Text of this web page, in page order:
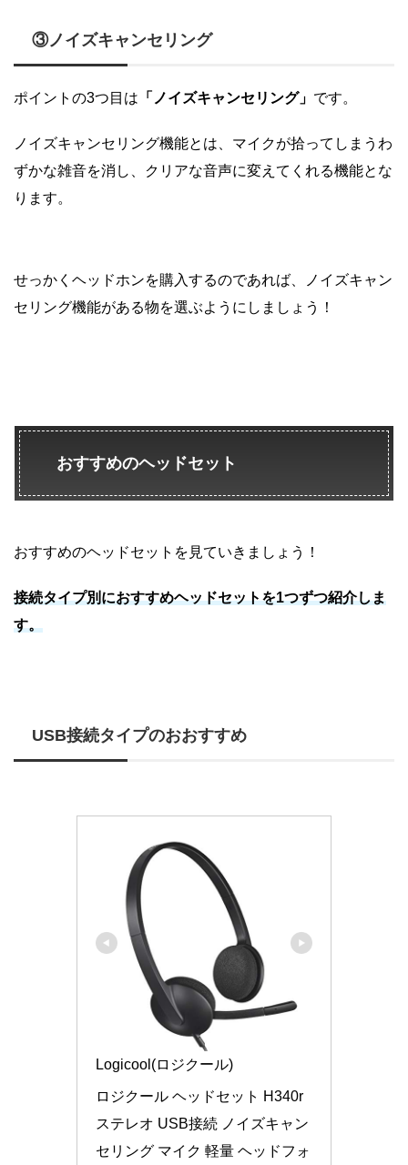
③ノイズキャンセリング
ポイントの3つ目は 「ノイズキャンセリング」 です。
ノイズキャンセリング機能とは、マイクが拾ってしまうわ
ずかな雑音を消し、クリアな音声に変えてくれる機能とな
ります。
せっかくヘッドホンを購入するのであれば、ノイズキャン
セリング機能がある物を選ぶようにしましょう！
おすすめのヘッドセット
おすすめのヘッドセットを見ていきましょう！
接続タイプ別におすすめヘッドセットを1つずつ紹介しま
す。
USB接続タイプのおおすすめ
Logicool(ロジクール)
ロジクール ヘッドセット H340r
ステレオ USB接続 ノイズキャン
セリング マイク 軽量 ヘッドフォ